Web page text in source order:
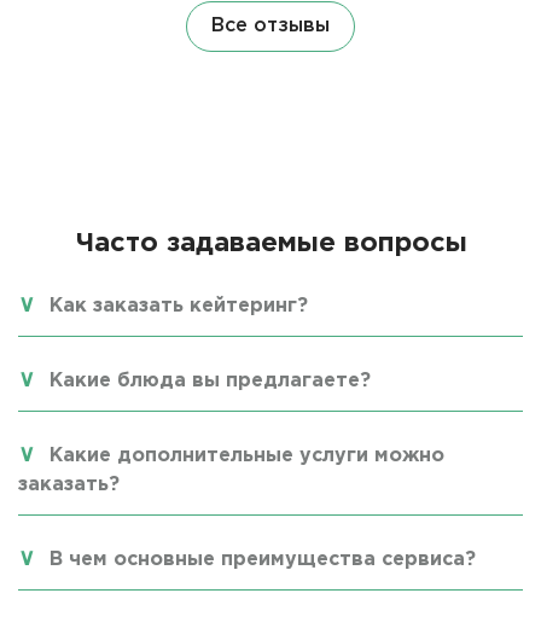
Все отзывы
Часто задаваемые вопросы
Как заказать кейтеринг?
Какие блюда вы предлагаете?
Какие дополнительные услуги можно
заказать?
В чем основные преимущества сервиса?